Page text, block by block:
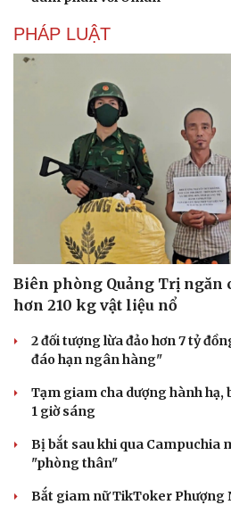
Tư vấn
Săn Tour
check-in
PHÁP LUẬT
Biên phòng Quảng Trị ngăn
hơn 210 kg vật liệu nổ
2 đối tượng lừa đảo hơn 7 tỷ
đáo hạn ngân hàng"
Tạm giam cha dượng hành hạ,
1 giờ sáng
Bị bắt sau khi qua Campuchia
"phòng thân"
Bắt giam nữ TikToker Phượng